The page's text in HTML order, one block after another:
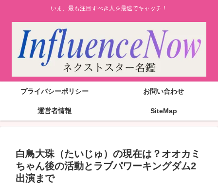
いま、最も注目すべき人を最速でキャッチ！
プライバシーポリシー お問い合わせ
運営者情報 SiteMap
白鳥大珠（たいじゅ）の現在は？オオカミ
ちゃん後の活動とラブパワーキングダム2
出演まで